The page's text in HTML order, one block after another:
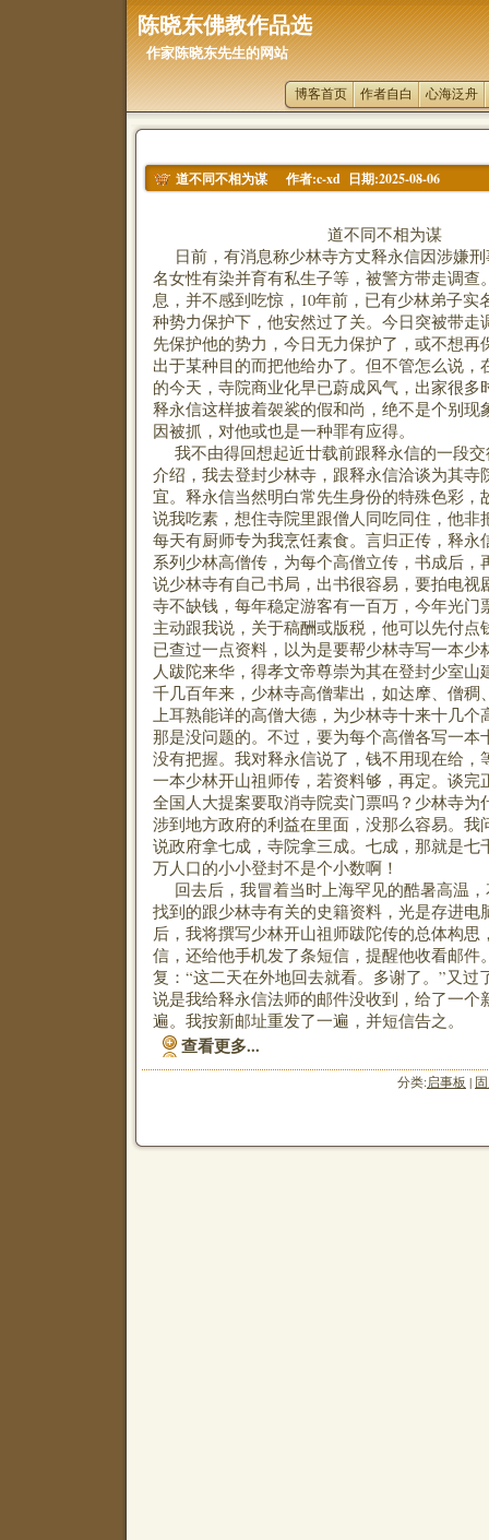
陈晓东佛教作品选
作家陈晓东先生的网站
博客首页 作者自白 心海泛舟
道不同不相为谋 作者:c-xd 日期:2025-08-06
道不同不相为谋
日前，有消息称少林寺方丈释永信因涉嫌刑
名女性有染并育有私生子等，被警方带走调查
息，并不感到吃惊，10年前，已有少林弟子实
种势力保护下，他安然过了关。今日突被带走
先保护他的势力，今日无力保护了，或不想再
出于某种目的而把他给办了。但不管怎么说，
的今天，寺院商业化早已蔚成风气，出家很多
释永信这样披着袈裟的假和尚，绝不是个别现
因被抓，对他或也是一种罪有应得。
我不由得回想起近廿载前跟释永信的一段交
介绍，我去登封少林寺，跟释永信洽谈为其寺
宜。释永信当然明白常先生身份的特殊色彩，
说我吃素，想住寺院里跟僧人同吃同住，他非
每天有厨师专为我烹饪素食。言归正传，释永
系列少林高僧传，为每个高僧立传，书成后，
说少林寺有自己书局，出书很容易，要拍电视
寺不缺钱，每年稳定游客有一百万，今年光门
主动跟我说，关于稿酬或版税，他可以先付点
已查过一点资料，以为是要帮少林寺写一本少
人跋陀来华，得孝文帝尊崇为其在登封少室山
千几百年来，少林寺高僧辈出，如达摩、僧稠
上耳熟能详的高僧大德，为少林寺十来十几个
那是没问题的。不过，要为每个高僧各写一本
没有把握。我对释永信说了，钱不用现在给，
一本少林开山祖师传，若资料够，再定。谈完
全国人大提案要取消寺院卖门票吗？少林寺为
涉到地方政府的利益在里面，没那么容易。我
说政府拿七成，寺院拿三成。七成，那就是七
万人口的小小登封不是个小数啊！
回去后，我冒着当时上海罕见的酷暑高温，
找到的跟少林寺有关的史籍资料，光是存进电
后，我将撰写少林开山祖师跋陀传的总体构思
信，还给他手机发了条短信，提醒他收看邮件
复：“这二天在外地回去就看。多谢了。”又过
说是我给释永信法师的邮件没收到，给了一个
遍。我按新邮址重发了一遍，并短信告之。
查看更多...
分类:启事板 |